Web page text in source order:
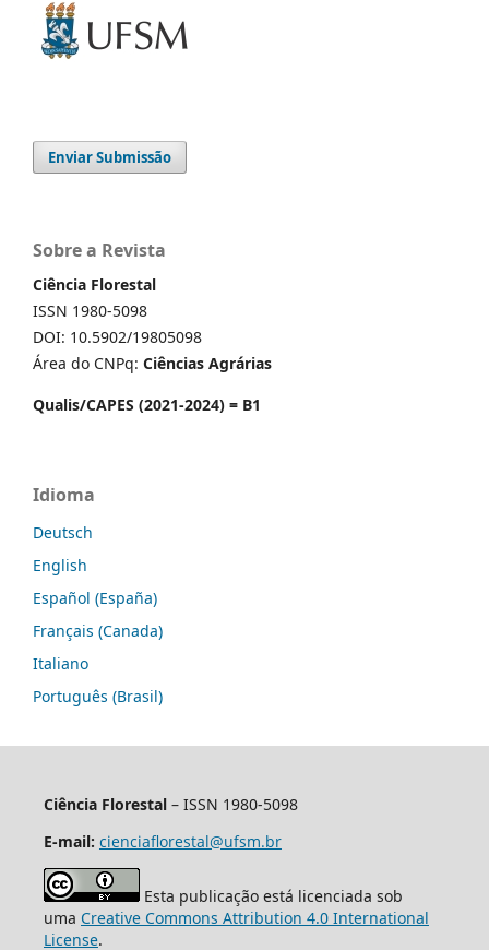
Enviar Submissão
Sobre a Revista
Ciência Florestal
ISSN 1980-5098
DOI: 10.5902/19805098
Área do CNPq: Ciências Agrárias
Qualis/CAPES (2021-2024) = B1
Idioma
Deutsch
English
Español (España)
Français (Canada)
Italiano
Português (Brasil)
Ciência Florestal– ISSN 1980-5098
E-mail: cienciaflorestal@ufsm.br
Esta publicação está licenciada sob
uma Creative Commons Attribution 4.0 International
License.